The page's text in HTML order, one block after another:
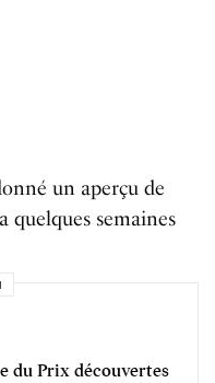
un aperçu de
quelques semaines
du Prix découvertes